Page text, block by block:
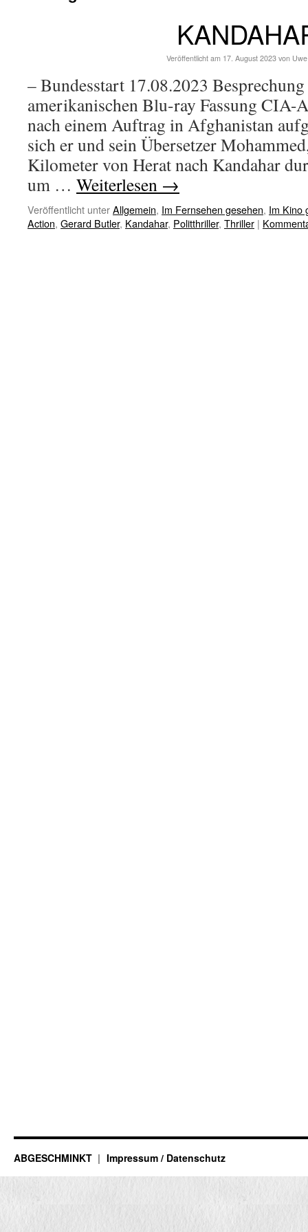
Veröffentlicht am 17. August 2023 von
– Bundesstart 17.08.2023
amerikanischen Blu-ray Fassung CIA-
nach einem Auftrag in Afghanistan
sich er und sein Übersetzer
Kilometer von Herat nach Kandahar
um … Weiterlesen →
Veröffentlicht unterAllgemein, Im Fernsehen gesehen, Im Kino
Action, Gerard Butler, Kandahar, Politthriller, Thriller |
ABGESCHMINKT Impressum / Datenschutz